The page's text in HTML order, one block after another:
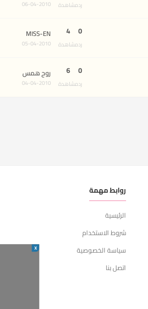
ردمشاهدة 06-04-2010
0
رد
4
مشاهدة
MISS-EN
05-04-2010
0
رد
6
مشاهدة
روح همس
04-04-2010
روابط مهمة
الرئيسية
شروط الاستخدام
سياسة الخصوصية
اتصل بنا
X